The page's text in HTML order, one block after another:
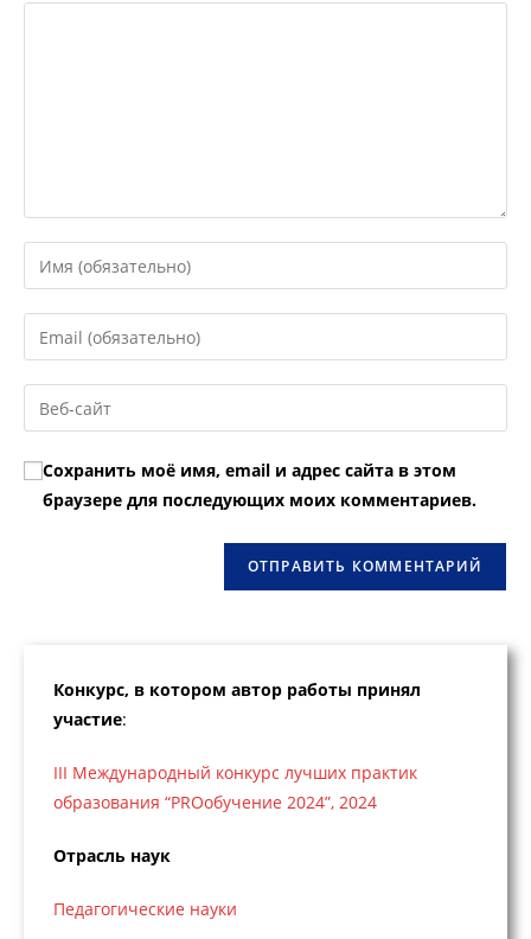
Введите
свое
имя
или
пользователя,
чтобы
прокомментировать
Введите
свой
email-
адрес,
прокомментировать
Введите
URL
вашего
веб-
сайта
Сохранить моё имя, email и адрес сайта в этом
браузере для последующих моих комментариев.
Конкурс, в котором автор работы принял
участие:
III Международный конкурс лучших практик
образования “PROобучение 2024”, 2024
Отрасль наук
Педагогические науки